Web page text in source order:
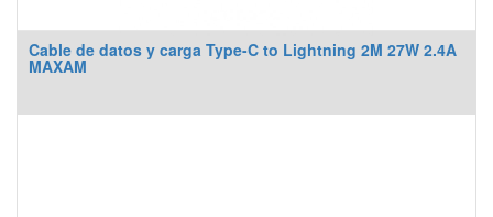
Cable de datos y carga Type-C to Lightning 2M 27W 2.4A
MAXAM